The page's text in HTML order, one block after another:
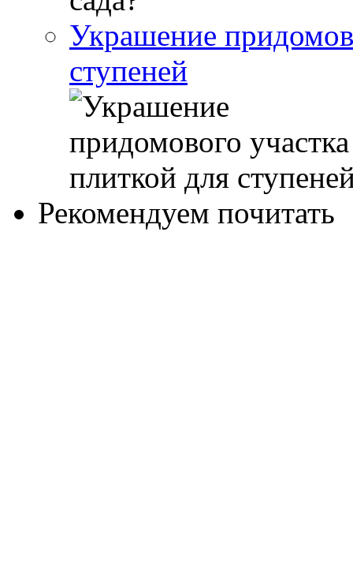
Украшение
ступеней
Рекомендуем почитать